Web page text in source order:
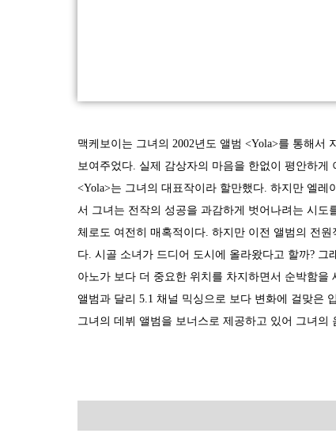
맥케보이는 그녀의 2002년도 앨범 <Yola>를 통해
보여주었다. 실제 감상자의 마음을 한없이 평안하
<Yola>는 그녀의 대표작이라 할만했다. 하지만 엘
서 그녀는 전작의 성공을 과감하게 벗어나려는 시
체로도 여전히 매혹적이다. 하지만 이전 앨범의 전
다. 시골 소녀가 드디어 도시에 올라왔다고 할까?
아노가 보다 더 중요한 위치를 차지하면서 순박함
앨범과 달리 5.1 채널 믹싱으로 보다 변화에 걸맞은
그녀의 데뷔 앨범을 보너스로 제공하고 있어 그녀의